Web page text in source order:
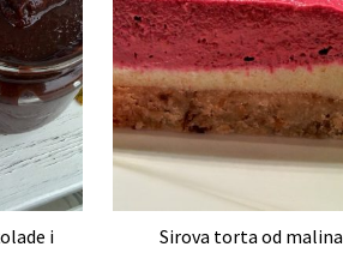
i
Sirova torta od malina